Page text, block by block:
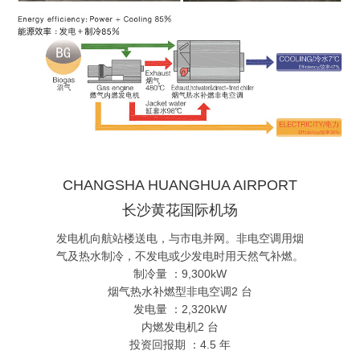
CHANGSHA HUANGHUA AIRPORT
长沙黄花国际机场
发电机向航站楼送电，与市电并网。非电空调用烟
气及热水制冷，不发电或少发电时用天然气补燃。
制冷量 ：9,300kW
烟气热水补燃型非电空调2 台
发电量 ：2,320kW
内燃发电机2 台
投资回报期 ：4.5 年